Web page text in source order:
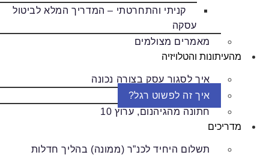
קניתי והתחרטתי – המדריך המלא לביטול
עסקה
מאמרים מצולמים
מהעיתונות והטלויזיה
איך לסגור עסק בצורה נכונה
איך זה לפשוט רגל?
חתונה מהגיהנום, ערוץ 10
מדריכים
תשלום היחיד לכנ”ר (ממונה) בהליך חדלות